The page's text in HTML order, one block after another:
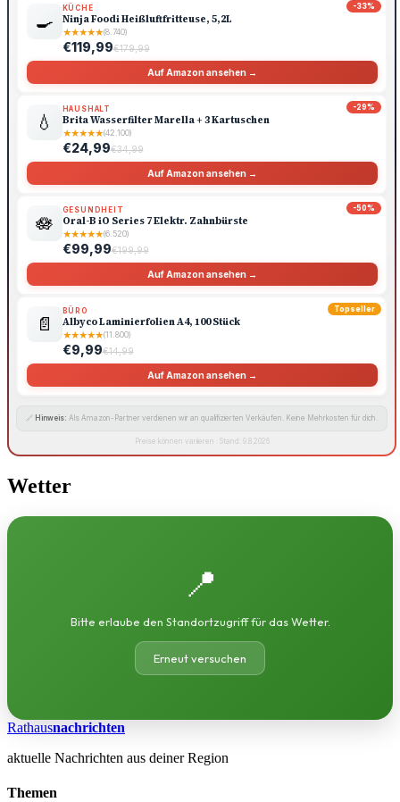
-33%
🍳
KÜCHE
Ninja Foodi Heißluftfritteuse, 5,2L
★★★★★(8.740)
€119,99€179,99
Auf Amazon ansehen →
-29%
💧
HAUSHALT
Brita Wasserfilter Marella + 3 Kartuschen
★★★★★(42.100)
€24,99€34,99
Auf Amazon ansehen →
-50%
🪷
GESUNDHEIT
Oral-B iO Series 7 Elektr. Zahnbürste
★★★★★(6.520)
€99,99€199,99
Auf Amazon ansehen →
Topseller
📄
BÜRO
Albyco Laminierfolien A4, 100 Stück
★★★★★(11.800)
€9,99€14,99
Auf Amazon ansehen →
🔗 Hinweis: Als Amazon-Partner verdienen wir an qualifizierten Verkäufen. Keine Mehrkosten für dich.
Preise können variieren · Stand: 9.8.2026
Wetter
📍
Bitte erlaube den Standortzugriff für das Wetter.
Erneut versuchen
Rathausnachrichten
aktuelle Nachrichten aus deiner Region
Themen